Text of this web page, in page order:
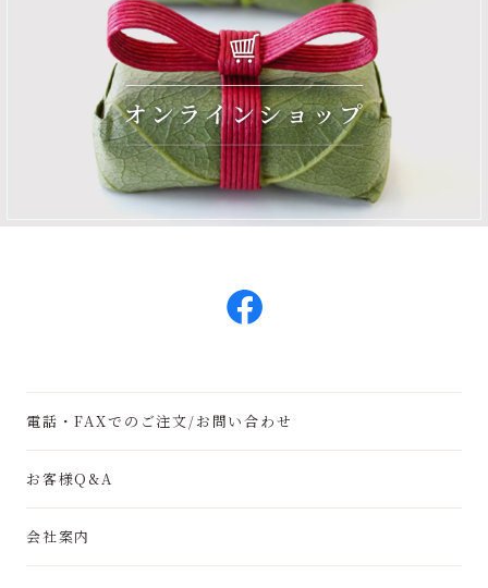
電話・FAXでのご注文/お問い合わせ
お客様Q&A
会社案内